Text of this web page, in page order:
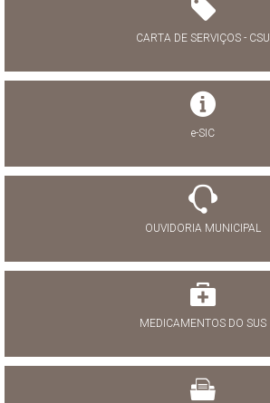
CARTA DE SERVIÇOS - CSU
e-SIC
OUVIDORIA MUNICIPAL
MEDICAMENTOS DO SUS